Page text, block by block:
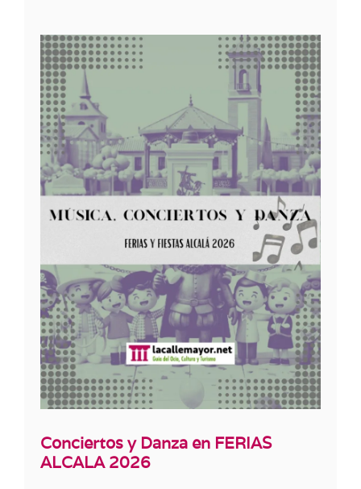
Conciertos y Danza en FERIAS
ALCALA 2026